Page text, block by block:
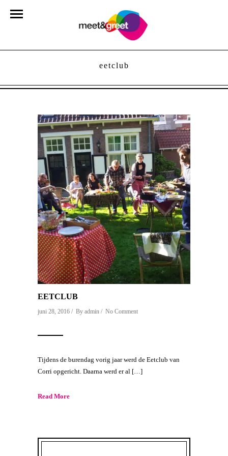
eetclub
EETCLUB
juni 28, 2016 / By admin / No Comment
Tijdens de burendag vorig jaar werd de Eetclub van
Corri opgericht. Daarna werd er al […]
Read More